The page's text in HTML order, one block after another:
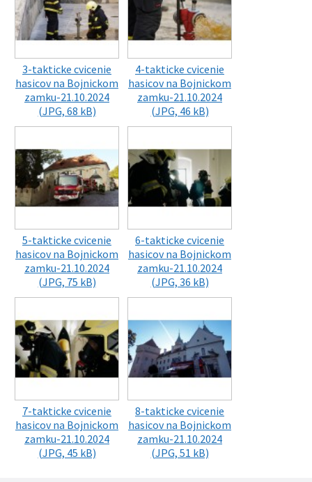
3-takticke cvicenie
hasicov na Bojnickom
zamku-21.10.2024
(JPG, 68 kB)
4-takticke cvicenie
hasicov na Bojnickom
zamku-21.10.2024
(JPG, 46 kB)
5-takticke cvicenie
hasicov na Bojnickom
zamku-21.10.2024
(JPG, 75 kB)
6-takticke cvicenie
hasicov na Bojnickom
zamku-21.10.2024
(JPG, 36 kB)
7-takticke cvicenie
hasicov na Bojnickom
zamku-21.10.2024
(JPG, 45 kB)
8-takticke cvicenie
hasicov na Bojnickom
zamku-21.10.2024
(JPG, 51 kB)